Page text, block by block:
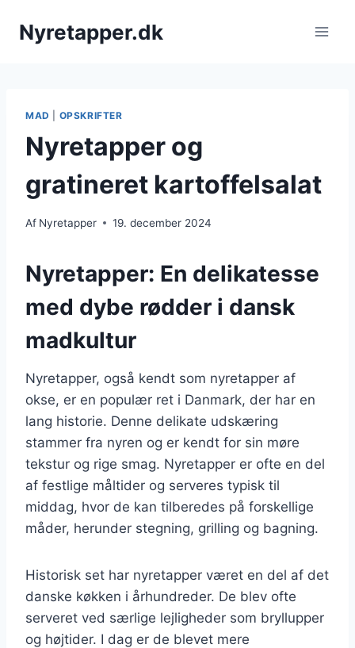
Nyretapper.dk
MAD OPSKRIFTER
Nyretapper og
gratineret kartoffelsalat
Af Nyretapper 19. december 2024
Nyretapper: En delikatesse
med dybe rødder i dansk
madkultur
Nyretapper, også kendt som nyretapper af
okse, er en populær ret i Danmark, der har en
lang historie. Denne delikate udskæring
stammer fra nyren og er kendt for sin møre
tekstur og rige smag. Nyretapper er ofte en del
af festlige måltider og serveres typisk til
middag, hvor de kan tilberedes på forskellige
måder, herunder stegning, grilling og bagning.
Historisk set har nyretapper været en del af det
danske køkken i århundreder. De blev ofte
serveret ved særlige lejligheder som bryllupper
og højtider. I dag er de blevet mere